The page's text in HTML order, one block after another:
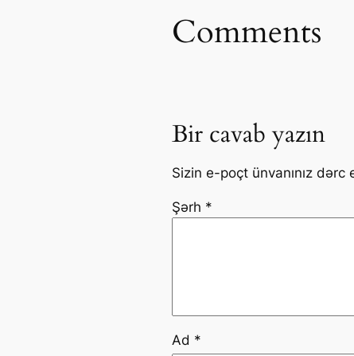
Comments
Bir cavab yazın
Sizin e-poçt ünvanınız dərc
Şərh *
Ad *